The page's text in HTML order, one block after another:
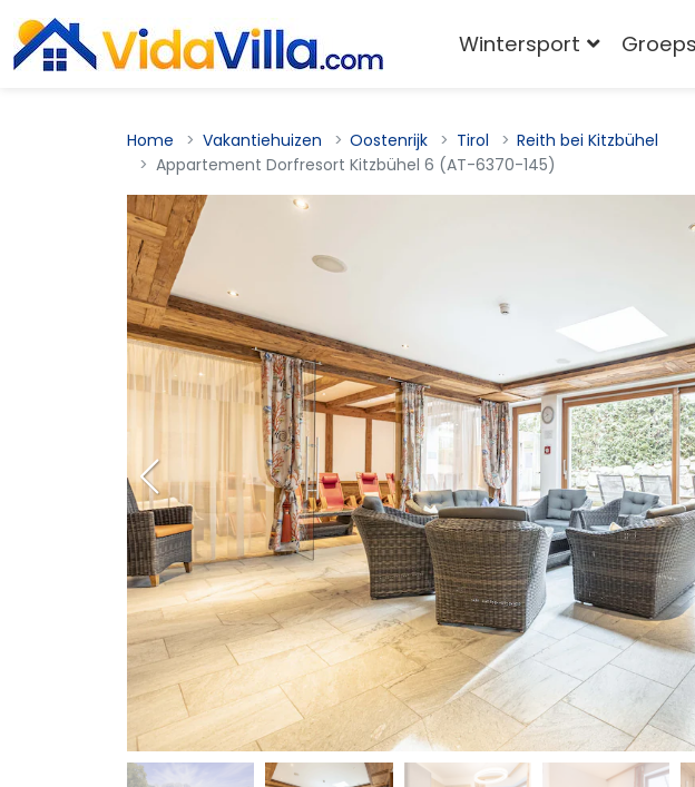
Home Vakantiehuizen Oostenrijk Tirol
Reith bei Kitzbühel
Appartement Dorfresort Kitzbühel 6 (AT-6370-145)
Wintersport